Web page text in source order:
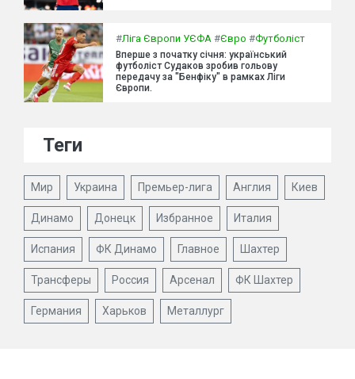
#Ліга Європи УЄФА #Євро #Футболіст
Вперше з початку січня: український
футболіст Судаков зробив гольову
передачу за "Бенфіку" в рамках Ліги
Європи.
Теги
Мир Украина Премьер-лига Англия Киев
Динамо Донецк Избранное Италия
Испания ФК Динамо Главное Шахтер
Трансферы Россия Арсенал ФК Шахтер
Германия Харьков Металлург